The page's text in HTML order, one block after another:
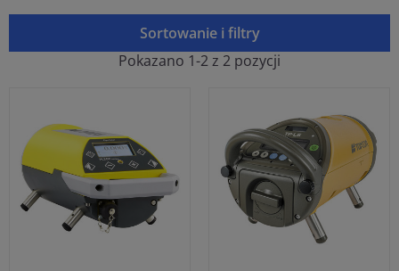
Sortowanie i filtry
Pokazano 1-2 z 2 pozycji